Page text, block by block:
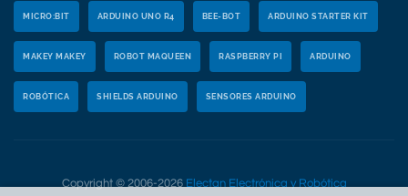
MICRO:BIT ARDUINO UNO R4 BEE-BOT ARDUINO STARTER KIT
MAKEY MAKEY ROBOT MAQUEEN RASPBERRY PI ARDUINO
ROBÓTICA SHIELDS ARDUINO SENSORES ARDUINO
Copyright © 2006-2026 Electan Electrónica y Robótica